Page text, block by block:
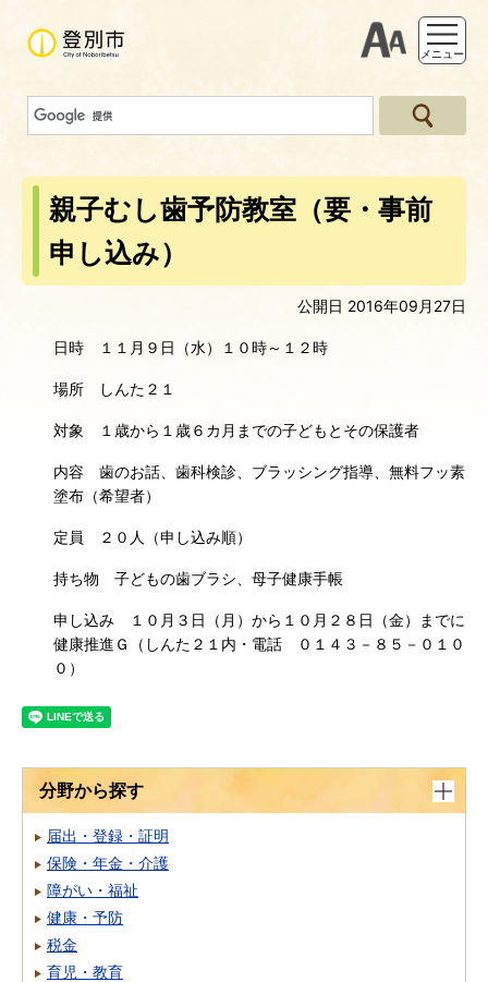
支援ツー
メニュー
親子むし歯予防教室（要・事前
申し込み）
公開日 2016年09月27日
日時 １１月９日（水）１０時～１２時
場所 しんた２１
対象 １歳から１歳６カ月までの子どもとその保護者
内容 歯のお話、歯科検診、ブラッシング指導、無料フッ素
塗布（希望者）
定員 ２０人（申し込み順）
持ち物 子どもの歯ブラシ、母子健康手帳
申し込み １０月３日（月）から１０月２８日（金）までに
健康推進Ｇ（しんた２１内・電話 ０１４３－８５－０１０
０）
分野から探す
届出・登録・証明
保険・年金・介護
障がい・福祉
健康・予防
税金
育児・教育